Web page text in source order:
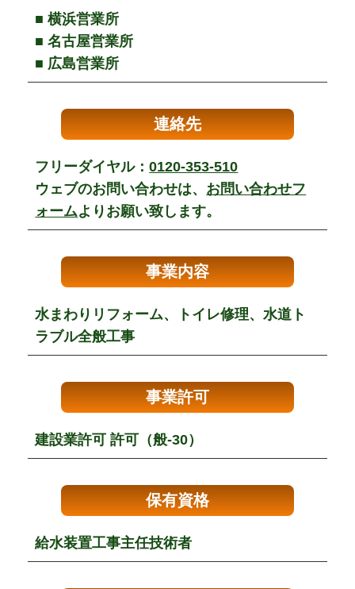
■ 横浜営業所
■ 名古屋営業所
■ 広島営業所
連絡先
フリーダイヤル：0120-353-510
ウェブのお問い合わせは、 お問い合わせフ
ォームよりお願い致します。
事業内容
水まわりリフォーム、トイレ修理、水道ト
ラブル全般工事
事業許可
建設業許可 許可（般-30）
保有資格
給水装置工事主任技術者